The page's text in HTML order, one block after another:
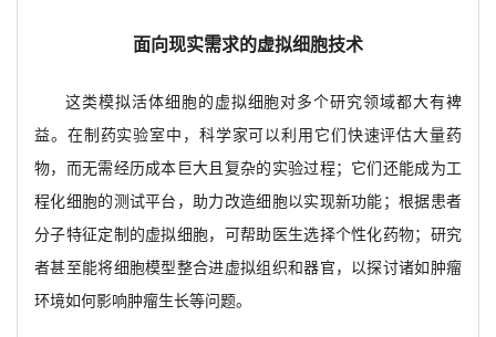
面向现实需求的虚拟细胞技术
这类模拟活体细胞的虚拟细胞对多个研究领域都大有裨
益。在制药实验室中，科学家可以利用它们快速评估大量药
物，而无需经历成本巨大且复杂的实验过程；它们还能成为工
程化细胞的测试平台，助力改造细胞以实现新功能；根据患者
分子特征定制的虚拟细胞，可帮助医生选择个性化药物；研究
者甚至能将细胞模型整合进虚拟组织和器官，以探讨诸如肿瘤
环境如何影响肿瘤生长等问题。